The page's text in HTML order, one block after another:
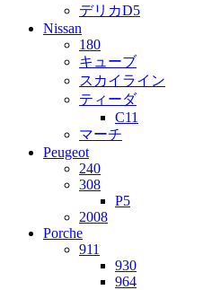
デリカD5
Nissan
180
キューブ
スカイライン
ティーダ
C11
マーチ
Peugeot
240
308
P5
2008
Porche
911
930
964